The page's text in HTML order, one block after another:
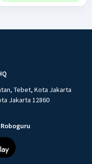
Tebet, Kota Jakarta
Jakarta 12860